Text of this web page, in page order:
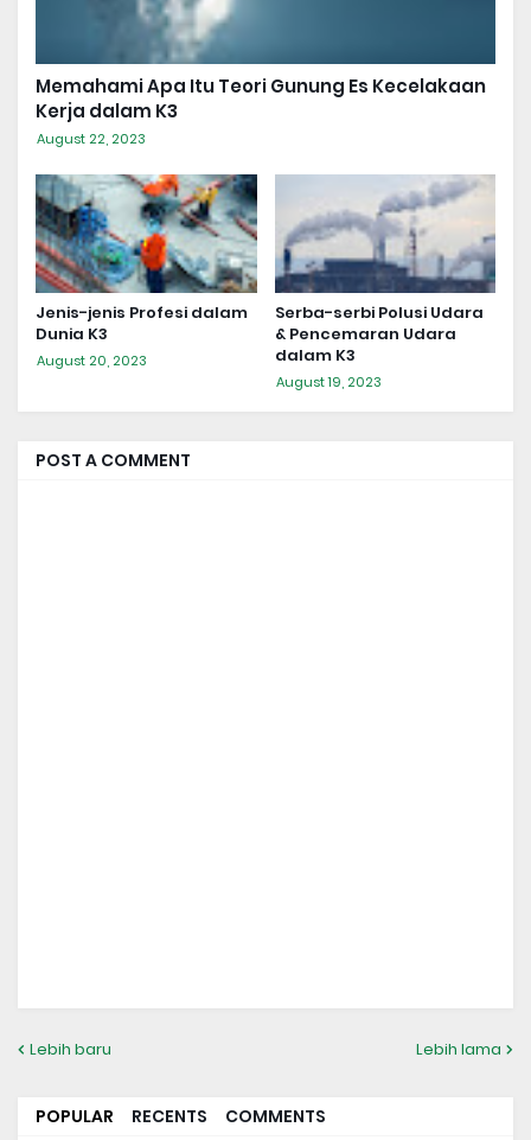
Memahami Apa Itu Teori Gunung Es Kecelakaan
Kerja dalam K3
August 22, 2023
Jenis-jenis Profesi dalam
Dunia K3
August 20, 2023
Serba-serbi Polusi Udara
& Pencemaran Udara
dalam K3
August 19, 2023
POST A COMMENT
Lebih baru Lebih lama
POPULAR RECENTS COMMENTS